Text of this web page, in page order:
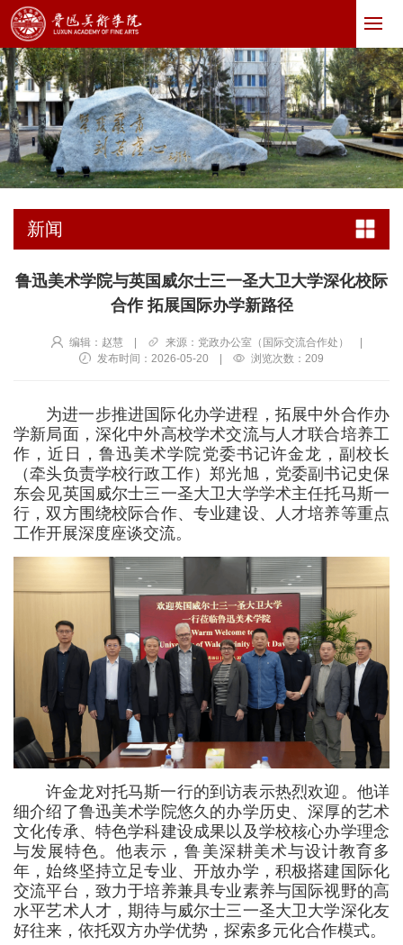
新闻
鲁迅美术学院与英国威尔士三一圣大卫大学深化校际
合作 拓展国际办学新路径
编辑：赵慧 | 来源：党政办公室（国际交流合作处）
|
发布时间：2026-05-20
| 浏览次数： 209
为进一步推进国际化办学进程，拓展中外合作办
学新局面，深化中外高校学术交流与人才联合培养工
作，近日，鲁迅美术学院党委书记许金龙，副校长
（牵头负责学校行政工作）郑光旭，党委副书记史保
东会见英国威尔士三一圣大卫大学学术主任托马斯一
行，双方围绕校际合作、专业建设、人才培养等重点
工作开展深度座谈交流。
许金龙对托马斯一行的到访表示热烈欢迎。他详
细介绍了鲁迅美术学院悠久的办学历史、深厚的艺术
文化传承、特色学科建设成果以及学校核心办学理念
与发展特色。他表示，鲁美深耕美术与设计教育多
年，始终坚持立足专业、开放办学，积极搭建国际化
交流平台，致力于培养兼具专业素养与国际视野的高
水平艺术人才，期待与威尔士三一圣大卫大学深化友
好往来，依托双方办学优势，探索多元化合作模式。